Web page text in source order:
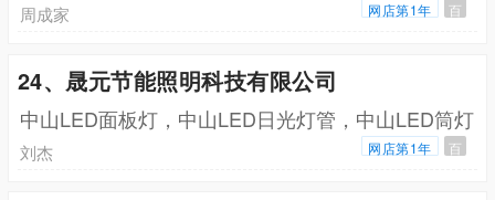
周成家 网店第1年 百
24、晟元节能照明科技有限公司
中山LED面板灯，中山LED日光灯管，中山LED筒灯
刘杰 网店第1年 百